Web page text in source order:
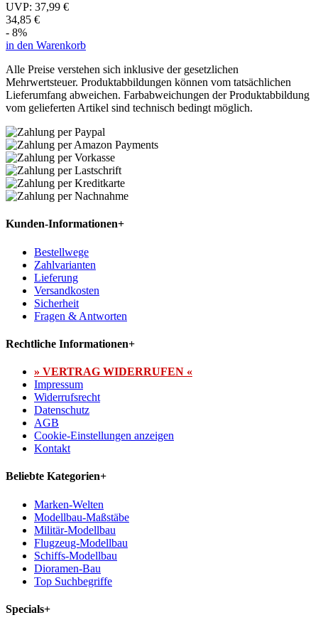
UVP: 37,99 €
34,85 €
- 8%
in den Warenkorb
Alle Preise verstehen sich inklusive der gesetzlichen
Mehrwertsteuer. Produktabbildungen können vom tatsächlichen
Lieferumfang abweichen. Farbabweichungen der Produktabbildung
vom gelieferten Artikel sind technisch bedingt möglich.
Kunden-Informationen+
Bestellwege
Zahlvarianten
Lieferung
Versandkosten
Sicherheit
Fragen & Antworten
Rechtliche Informationen+
» VERTRAG WIDERRUFEN «
Impressum
Widerrufsrecht
Datenschutz
AGB
Cookie-Einstellungen anzeigen
Kontakt
Beliebte Kategorien+
Marken-Welten
Modellbau-Maßstäbe
Militär-Modellbau
Flugzeug-Modellbau
Schiffs-Modellbau
Dioramen-Bau
Top Suchbegriffe
Specials+